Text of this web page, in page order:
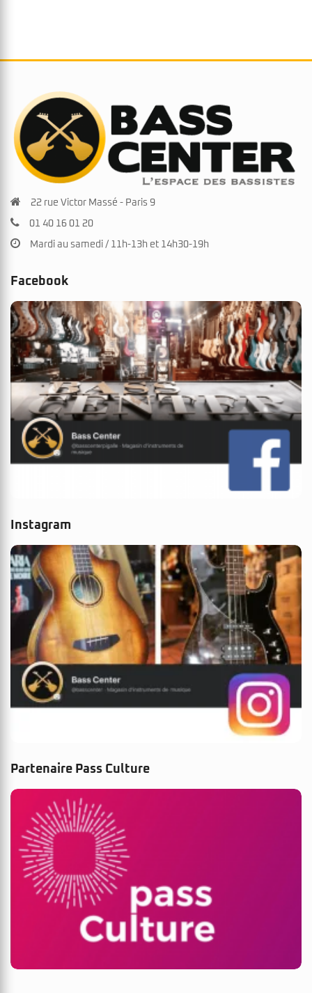
22 rue Victor Massé - Paris 9
01 40 16 01 20
Mardi au samedi / 11h-13h et 14h30-19h
Facebook
Instagram
Partenaire Pass Culture